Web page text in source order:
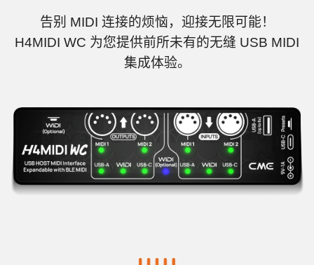
告别 MIDI 连接的烦恼，迎接无限可能！
H4MIDI WC 为您提供前所未有的无缝 USB MIDI
集成体验。